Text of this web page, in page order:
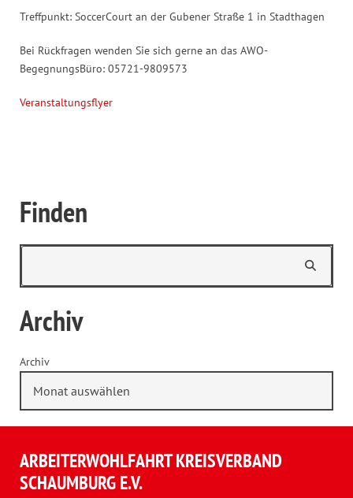
Treffpunkt: SoccerCourt an der Gubener Straße 1 in Stadthagen
Bei Rückfragen wenden Sie sich gerne an das AWO-
BegegnungsBüro: 05721-9809573
Veranstaltungsflyer
Finden
Archiv
Archiv
ARBEITERWOHLFAHRT KREISVERBAND
SCHAUMBURG E.V.